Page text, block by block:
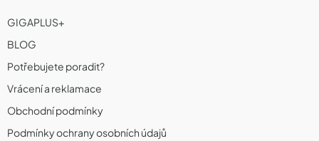
GIGAPLUS+
BLOG
Potřebujete poradit?
Vrácení a reklamace
Obchodní podmínky
Podmínky ochrany osobních údajů